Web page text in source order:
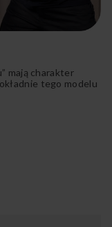
mają charakter
tego modelu